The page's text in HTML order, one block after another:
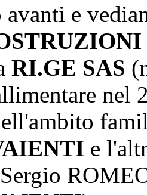
avanti e
RI.GE SAS
nel
e